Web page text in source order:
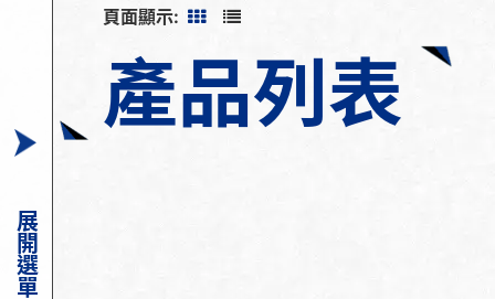
展開選單
頁面顯示:
產品列表